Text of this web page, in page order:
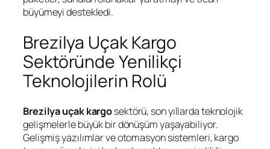
büyümeyi destekledi.
Brezilya Uçak Kargo
Sektöründe Yenilikçi
Teknolojilerin Rolü
Brezilyauçak kargosektörü, son yıllarda teknolojik
gelişmelerle büyük bir dönüşüm yaşayabiliyor.
Gelişmiş yazılımlar ve otomasyon sistemleri, kargo